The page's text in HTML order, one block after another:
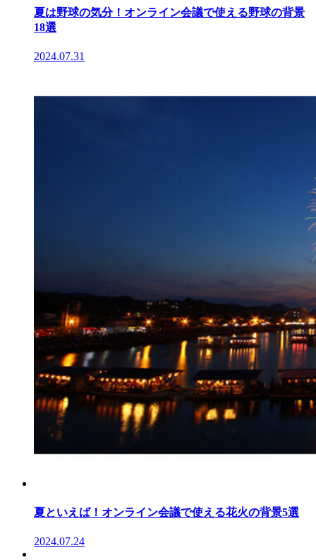
夏は野球の気分！オンライン会議で使える野球の背景
18選
2024.07.31
夏といえば！オンライン会議で使える花火の背景5選
2024.07.24